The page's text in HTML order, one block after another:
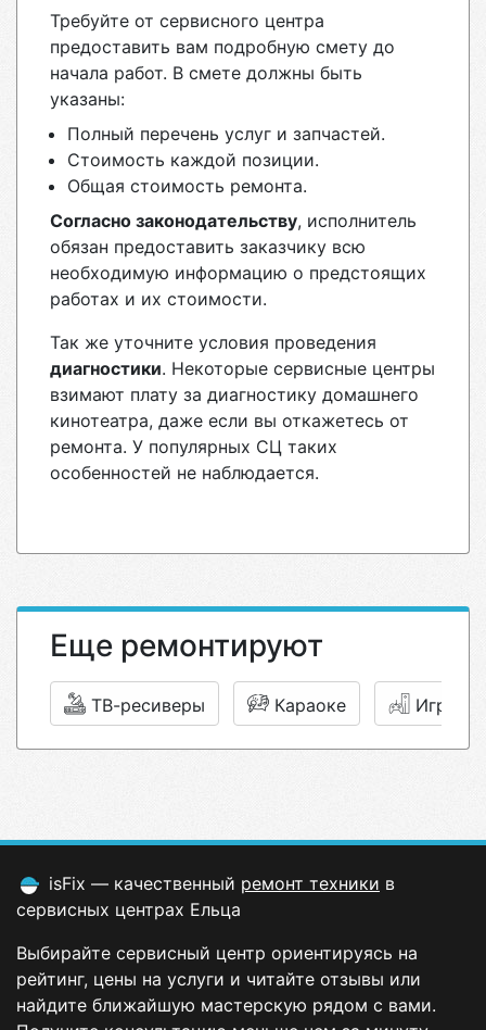
Требуйте от сервисного центра
предоставить вам подробную смету до
начала работ. В смете должны быть
указаны:
Полный перечень услуг и запчастей.
Стоимость каждой позиции.
Общая стоимость ремонта.
Согласно законодательству, исполнитель
обязан предоставить заказчику всю
необходимую информацию о предстоящих
работах и их стоимости.
Так же уточните условия проведения
диагностики. Некоторые сервисные центры
взимают плату за диагностику домашнего
кинотеатра, даже если вы откажетесь от
ремонта. У популярных СЦ таких
особенностей не наблюдается.
Еще ремонтируют
ТВ-ресиверы Караоке
isFix — качественный ремонт техники в
сервисных центрах Ельца
Выбирайте сервисный центр ориентируясь на
рейтинг, цены на услуги и читайте отзывы или
найдите ближайшую мастерскую рядом с вами.